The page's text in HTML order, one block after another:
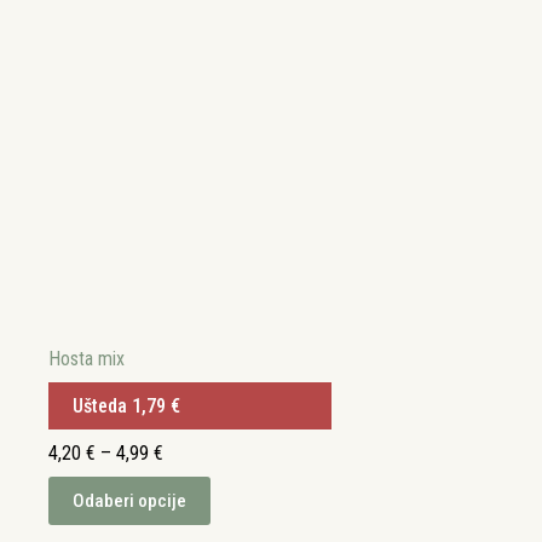
Hosta mix
Ušteda 1,79 €
4,20 € – 4,99 €
cijena:
od
4,20 €
Odaberi opcije
Ovaj
proizvod
ima